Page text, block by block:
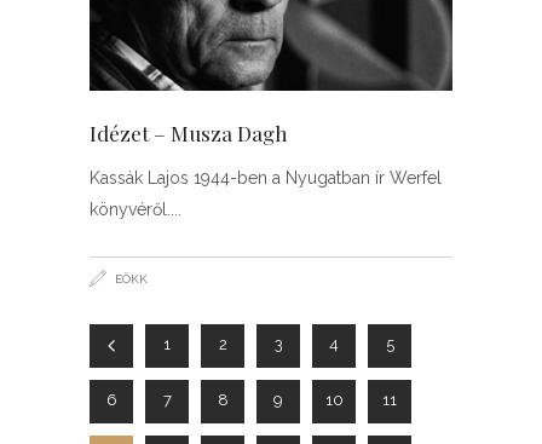
Idézet – Musza Dagh
Kassák Lajos 1944-ben a Nyugatban ír Werfel
könyvéről.
EÖKK
1 2 3 4 5
6 7 8 9 10 11